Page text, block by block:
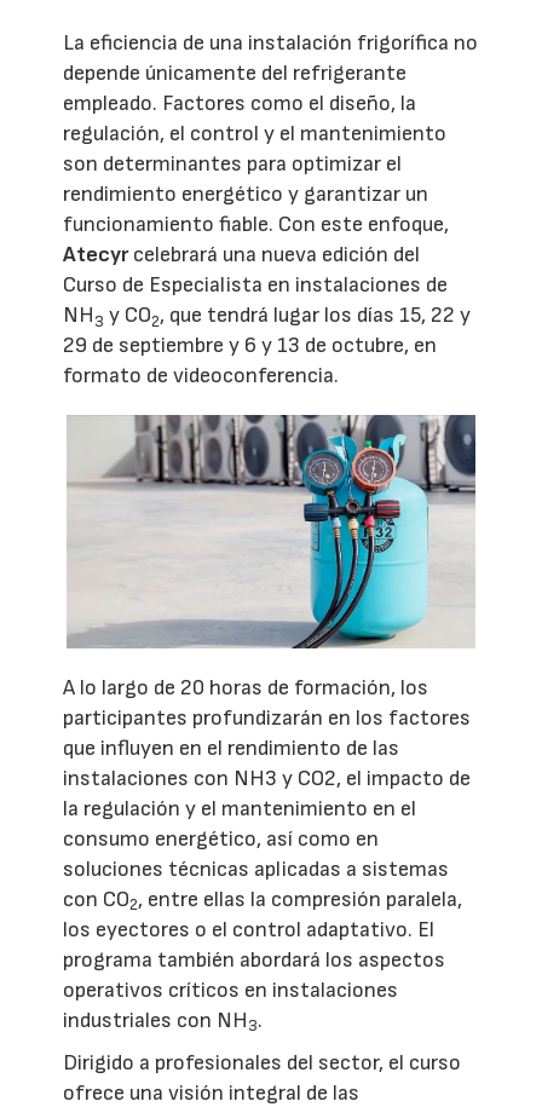
La eficiencia de una instalación frigorífica no
depende únicamente del refrigerante
empleado. Factores como el diseño, la
regulación, el control y el mantenimiento
son determinantes para optimizar el
rendimiento energético y garantizar un
funcionamiento fiable. Con este enfoque,
Atecyrcelebrará una nueva edición del
Curso de Especialista en instalaciones de
NH3 y CO2, que tendrá lugar los días 15, 22 y
29 de septiembre y 6 y 13 de octubre, en
formato de videoconferencia.
A lo largo de 20 horas de formación, los
participantes profundizarán en los factores
que influyen en el rendimiento de las
instalaciones con NH3 y CO2, el impacto de
la regulación y el mantenimiento en el
consumo energético, así como en
soluciones técnicas aplicadas a sistemas
con CO2, entre ellas la compresión paralela,
los eyectores o el control adaptativo. El
programa también abordará los aspectos
operativos críticos en instalaciones
industriales con NH3.
Dirigido a profesionales del sector, el curso
ofrece una visión integral de las